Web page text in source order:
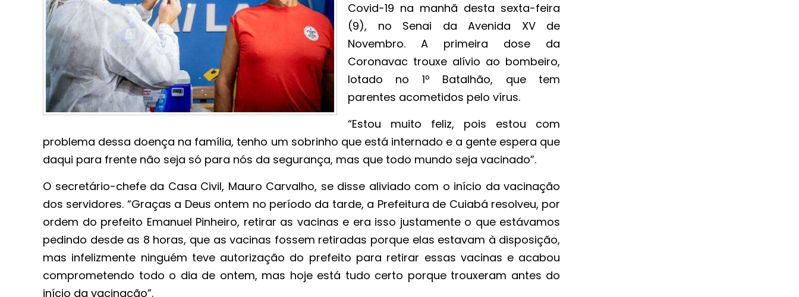
Covid-19 na manhã desta sexta-feira
(9), no Senai da Avenida XV de
Novembro. A primeira dose da
Coronavac trouxe alívio ao bombeiro,
lotado no 1º Batalhão, que tem
parentes acometidos pelo vírus.
“Estou muito feliz, pois estou com
problema dessa doença na família, tenho um sobrinho que está internado e a gente espera que
daqui para frente não seja só para nós da segurança, mas que todo mundo seja vacinado”.
O secretário-chefe da Casa Civil, Mauro Carvalho, se disse aliviado com o início da vacinação
dos servidores. “Graças a Deus ontem no período da tarde, a Prefeitura de Cuiabá resolveu, por
ordem do prefeito Emanuel Pinheiro, retirar as vacinas e era isso justamente o que estávamos
pedindo desde as 8 horas, que as vacinas fossem retiradas porque elas estavam à disposição,
mas infelizmente ninguém teve autorização do prefeito para retirar essas vacinas e acabou
comprometendo todo o dia de ontem, mas hoje está tudo certo porque trouxeram antes do
início da vacinação”.